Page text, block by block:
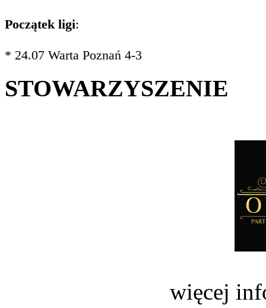
Początek ligi:
* 24.07 Warta Poznań 4-3
STOWARZYSZENIE
więcej